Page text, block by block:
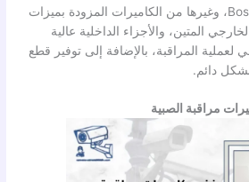
EVZIZ، AXIS، توشيبا، Bosch، وغيرها من الكاميرات المزودة بميزات
المتين، والأجزاء الداخلية عالية
لعملية المراقبة، بالإضافة إلى توفير قطع
بشكل دائم.
مراقبة الصبية